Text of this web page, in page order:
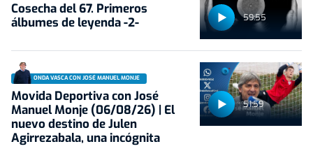
59:55
Cosecha del 67. Primeros
álbumes de leyenda -2-
51:59
ONDA VASCA CON JOSÉ MANUEL MONJE
Movida Deportiva con José
Manuel Monje (06/08/26) | El
nuevo destino de Julen
Agirrezabala, una incógnita